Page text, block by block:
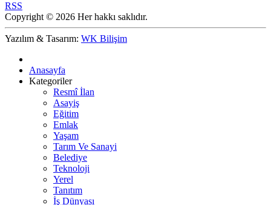
RSS
Copyright © 2026 Her hakkı saklıdır.
Yazılım & Tasarım: WK Bilişim
Anasayfa
Kategoriler
Resmî İlan
Asayiş
Eğitim
Emlak
Yaşam
Tarım Ve Sanayi
Belediye
Teknoloji
Yerel
Tanıtım
İş Dünyası